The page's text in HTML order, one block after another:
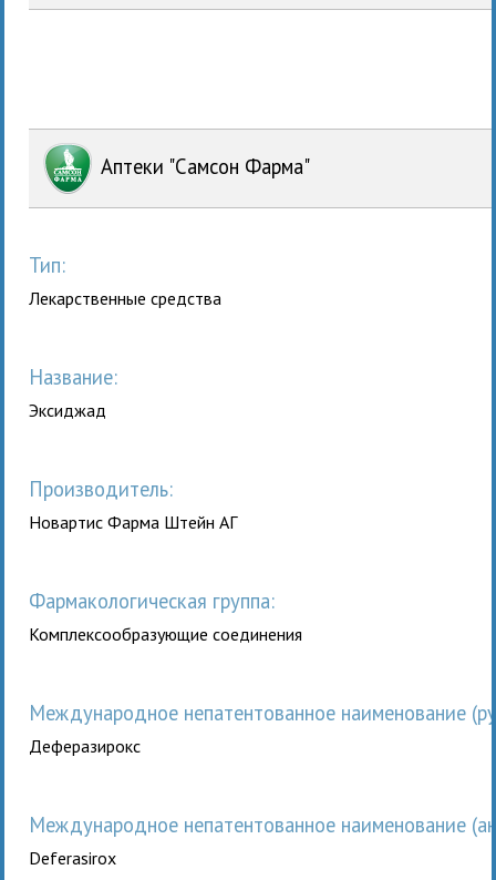
Аптеки "Самсон Фарма"
Тип:
Лекарственные средства
Название:
Эксиджад
Производитель:
Новартис Фарма Штейн АГ
Фармакологическая группа:
Комплексообразующие соединения
Международное непатентованное наименование
Деферазирокс
Международное непатентованное наименование
Deferasirox